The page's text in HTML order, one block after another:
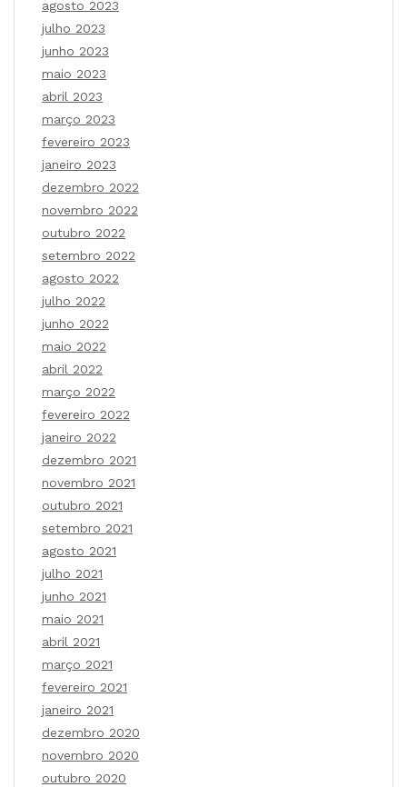
agosto 2023
julho 2023
junho 2023
maio 2023
abril 2023
março 2023
fevereiro 2023
janeiro 2023
dezembro 2022
novembro 2022
outubro 2022
setembro 2022
agosto 2022
julho 2022
junho 2022
maio 2022
abril 2022
março 2022
fevereiro 2022
janeiro 2022
dezembro 2021
novembro 2021
outubro 2021
setembro 2021
agosto 2021
julho 2021
junho 2021
maio 2021
abril 2021
março 2021
fevereiro 2021
janeiro 2021
dezembro 2020
novembro 2020
outubro 2020